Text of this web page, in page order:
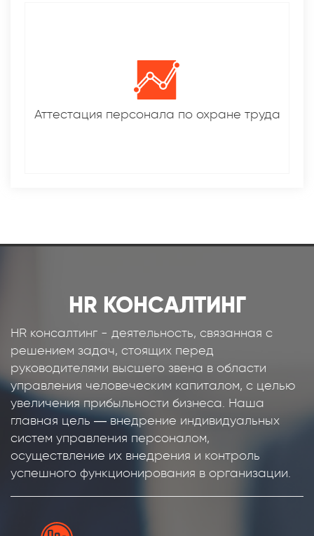
Аттестация персонала по охране труда
HR КОНСАЛТИНГ
HR консалтинг - деятельность, связанная с
решением задач, стоящих перед
руководителями высшего звена в области
управления человеческим капиталом, с целью
увеличения прибыльности бизнеса. Наша
главная цель — внедрение индивидуальных
систем управления персоналом,
осуществление их внедрения и контроль
успешного функционирования в организации.